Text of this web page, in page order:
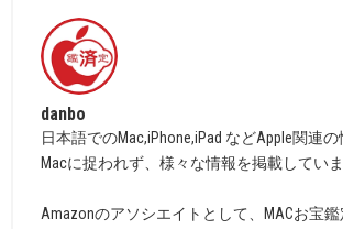
danbo
日本語でのMac,iPhone,iPad などApple関連の
Macに捉われず、様々な情報を掲載していま
Amazonのアソシエイトとして、MACお宝